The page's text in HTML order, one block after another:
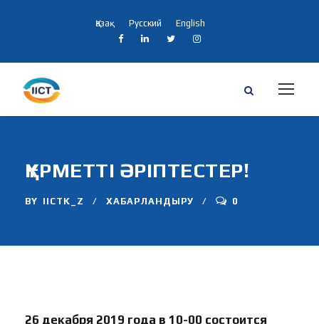
Қазақ Русский English
ҚҰРМЕТТІ ӘРІПТЕСТЕР!
BY IICTK_Z ХАБАРЛАНДЫРУ 0
26 декабря 2019 года в 10-00 состоится